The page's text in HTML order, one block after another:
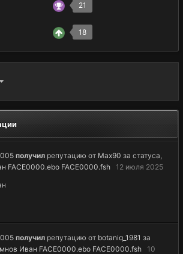
21
18
получил репутацию от Max90 за статуса,
FACE0000.ebo FACE0000.fsh
12 июля 2025
получил репутацию от botaniq_1981 за
Иван FACE0000.ebo FACE0000.fsh
10